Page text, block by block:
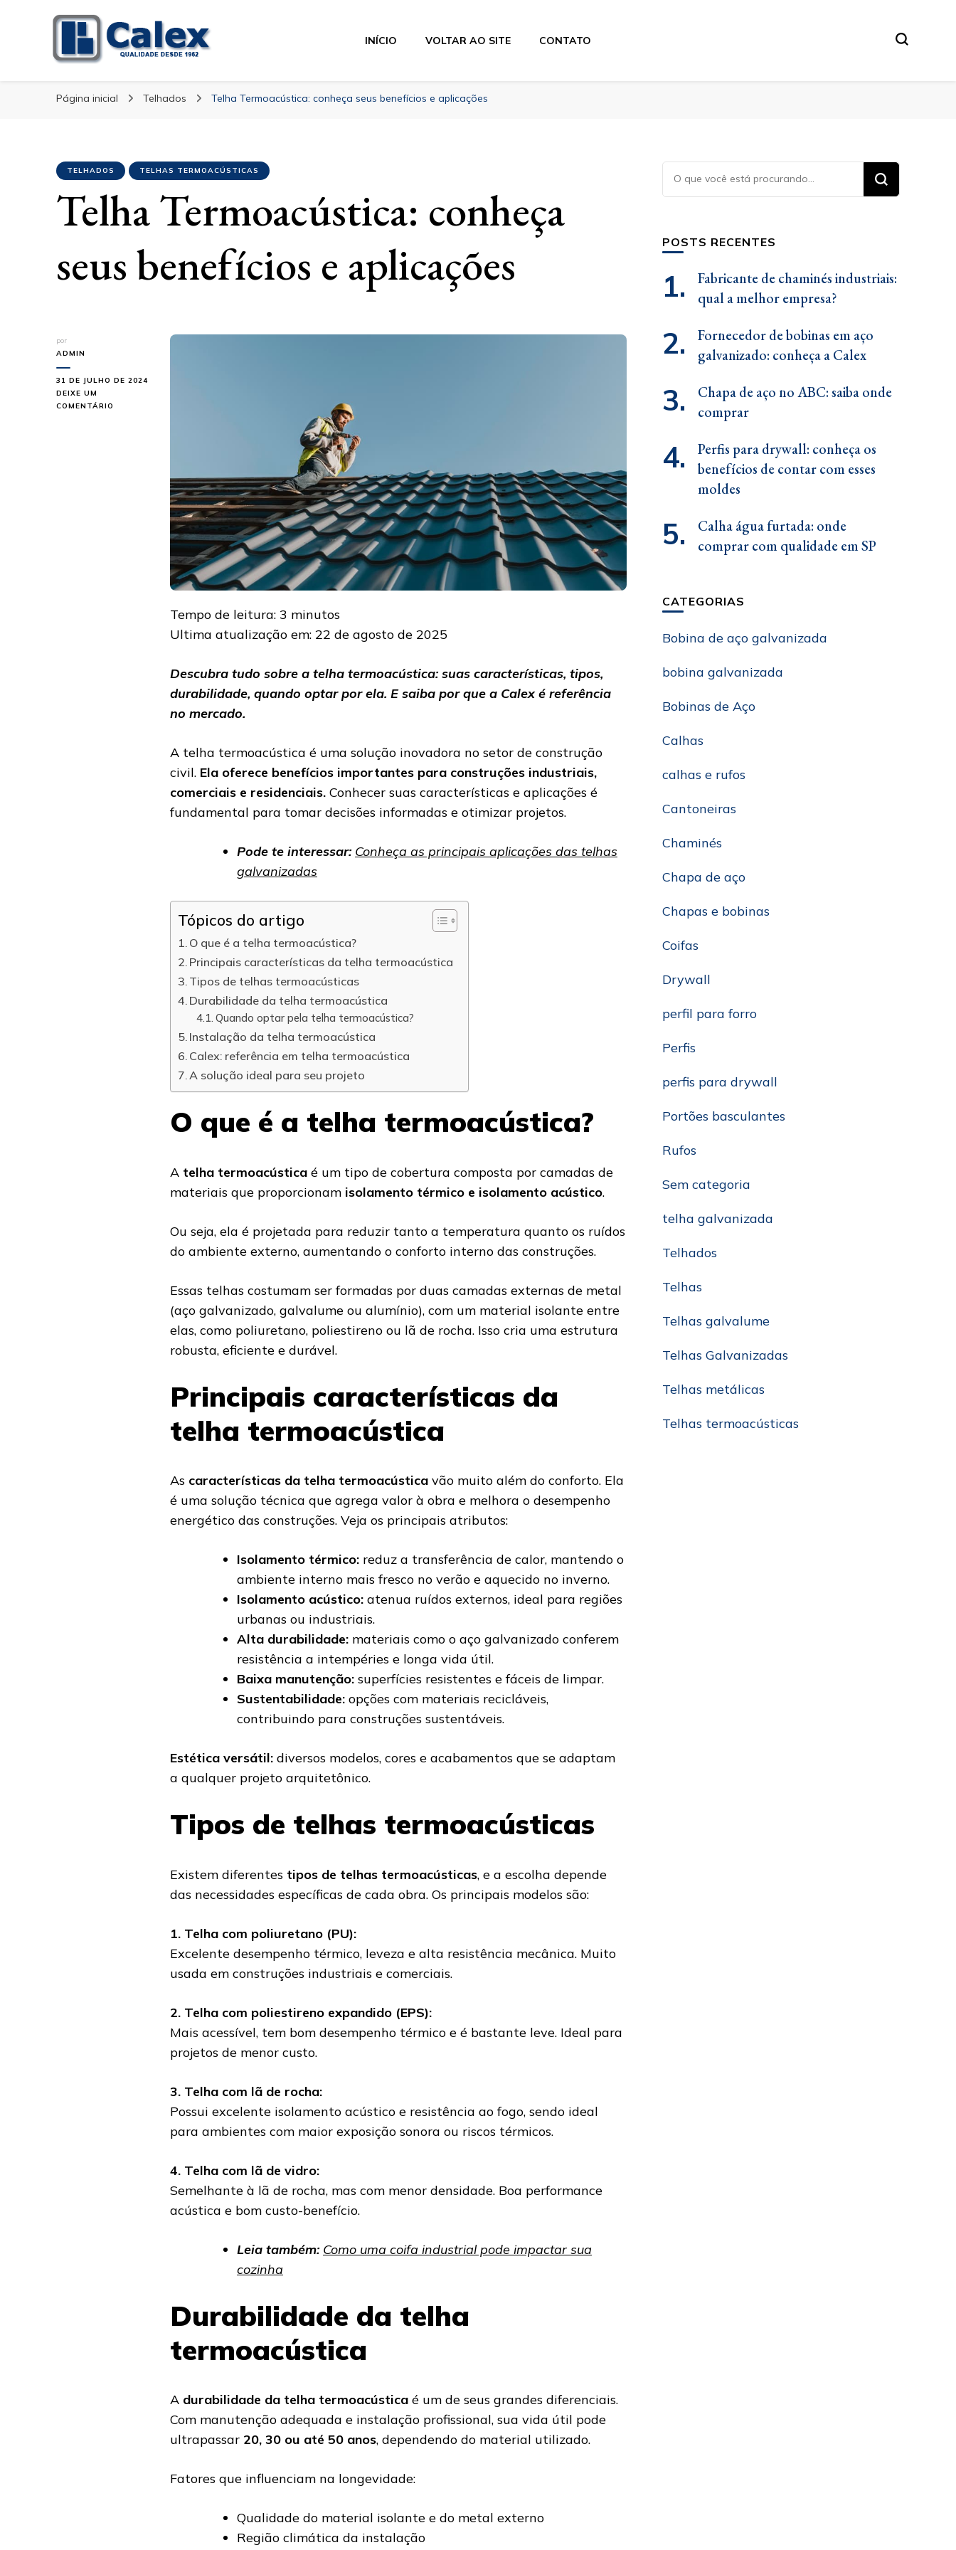
Calex Equipamentos Industriais
INÍCIO VOLTAR AO SITE CONTATO
Página inicial Telhados Telha Termoacústica: conheça seus benefícios e aplicações
TELHADOS TELHAS TERMOACÚSTICAS
Telha Termoacústica: conheça
seus benefícios e aplicações
por
ADMIN
31 DE JULHO DE 2024
DEIXE UM
COMENTÁRIO
Tempo de leitura: 3 minutos
Ultima atualização em: 22 de agosto de 2025
Descubra tudo sobre a telha termoacústica: suas características, tipos,
durabilidade, quando optar por ela. E saiba por que a Calex é referência
no mercado.
A telha termoacústica é uma solução inovadora no setor de construção
civil. Ela oferece benefícios importantes para construções industriais,
comerciais e residenciais. Conhecer suas características e aplicações é
fundamental para tomar decisões informadas e otimizar projetos.
Pode te interessar: Conheça as principais aplicações das telhas
galvanizadas
Tópicos do artigo
O que é a telha termoacústica?
Principais características da telha termoacústica
Tipos de telhas termoacústicas
Durabilidade da telha termoacústica
Quando optar pela telha termoacústica?
Instalação da telha termoacústica
Calex: referência em telha termoacústica
A solução ideal para seu projeto
O que é a telha termoacústica?
A telha termoacústica é um tipo de cobertura composta por camadas de
materiais que proporcionam isolamento térmico e isolamento acústico.
Ou seja, ela é projetada para reduzir tanto a temperatura quanto os ruídos
do ambiente externo, aumentando o conforto interno das construções.
Essas telhas costumam ser formadas por duas camadas externas de metal
(aço galvanizado, galvalume ou alumínio), com um material isolante entre
elas, como poliuretano, poliestireno ou lã de rocha. Isso cria uma estrutura
robusta, eficiente e durável.
Principais características da
telha termoacústica
As características da telha termoacústica vão muito além do conforto. Ela
é uma solução técnica que agrega valor à obra e melhora o desempenho
energético das construções. Veja os principais atributos:
Isolamento térmico: reduz a transferência de calor, mantendo o
ambiente interno mais fresco no verão e aquecido no inverno.
Isolamento acústico: atenua ruídos externos, ideal para regiões
urbanas ou industriais.
Alta durabilidade: materiais como o aço galvanizado conferem
resistência a intempéries e longa vida útil.
Baixa manutenção: superfícies resistentes e fáceis de limpar.
Sustentabilidade: opções com materiais recicláveis,
contribuindo para construções sustentáveis.
Estética versátil: diversos modelos, cores e acabamentos que se adaptam
a qualquer projeto arquitetônico.
Tipos de telhas termoacústicas
Existem diferentes tipos de telhas termoacústicas, e a escolha depende
das necessidades específicas de cada obra. Os principais modelos são:
1. Telha com poliuretano (PU):
Excelente desempenho térmico, leveza e alta resistência mecânica. Muito
usada em construções industriais e comerciais.
2. Telha com poliestireno expandido (EPS):
Mais acessível, tem bom desempenho térmico e é bastante leve. Ideal para
projetos de menor custo.
3. Telha com lã de rocha:
Possui excelente isolamento acústico e resistência ao fogo, sendo ideal
para ambientes com maior exposição sonora ou riscos térmicos.
4. Telha com lã de vidro:
Semelhante à lã de rocha, mas com menor densidade. Boa performance
acústica e bom custo-benefício.
Leia também: Como uma coifa industrial pode impactar sua
cozinha
Durabilidade da telha
termoacústica
A durabilidade da telha termoacústica é um de seus grandes diferenciais.
Com manutenção adequada e instalação profissional, sua vida útil pode
ultrapassar 20, 30 ou até 50 anos, dependendo do material utilizado.
Fatores que influenciam na longevidade:
Qualidade do material isolante e do metal externo
Região climática da instalação
Procurando
algo?
POSTS RECENTES
Fabricante de chaminés industriais:
qual a melhor empresa?
Fornecedor de bobinas em aço
galvanizado: conheça a Calex
Chapa de aço no ABC: saiba onde
comprar
Perfis para drywall: conheça os
benefícios de contar com esses
moldes
Calha água furtada: onde
comprar com qualidade em SP
CATEGORIAS
Bobina de aço galvanizada
bobina galvanizada
Bobinas de Aço
Calhas
calhas e rufos
Cantoneiras
Chaminés
Chapa de aço
Chapas e bobinas
Coifas
Drywall
perfil para forro
Perfis
perfis para drywall
Portões basculantes
Rufos
Sem categoria
telha galvanizada
Telhados
Telhas
Telhas galvalume
Telhas Galvanizadas
Telhas metálicas
Telhas termoacústicas